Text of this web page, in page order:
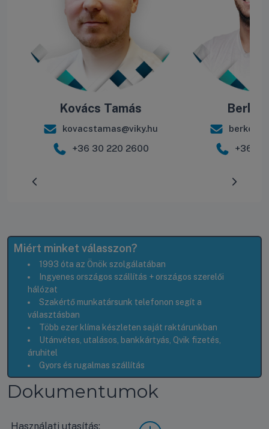
Kovács Tamás
kovacstamas@viky.hu
+36 30 220 2600
Berke
+36 30
Miért minket válasszon?
1993 óta az Önök szolgálatában
Ingyenes országos szállítás + országos szerelői
hálózat
Szakértő munkatársunk telefonon segít a
választásban
Több ezer klíma készleten saját raktárunkban
Utánvétes, utalásos, bankkártyás, Qvik fizetés,
áruhitel
Gyors és rugalmas szállítás
Dokumentumok
Használati utasítás: LG